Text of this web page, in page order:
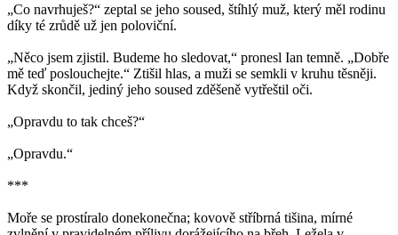
„Co navrhuješ?“ zeptal se jeho soused, štíhlý muž, který měl rodinu
díky té zrůdě už jen poloviční.
„Něco jsem zjistil. Budeme ho sledovat,“ pronesl Ian temně. „Dobře
mě teď poslouchejte.“ Ztišil hlas, a muži se semkli v kruhu těsněji.
Když skončil, jediný jeho soused zděšeně vytřeštil oči.
„Opravdu to tak chceš?“
„Opravdu.“
***
Moře se prostíralo donekonečna; kovově stříbrná tišina, mírné